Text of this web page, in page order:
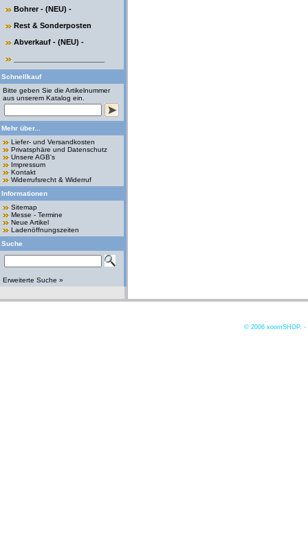
Bohrer - (NEU) -
Rest & Sonderposten
Abverkauf - (NEU) -
Schnellkauf
Bitte geben Sie die Artikelnummer
aus unserem Katalog ein.
Mehr über...
Liefer- und Versandkosten
Privatsphäre und Datenschutz
Unsere AGB's
Impressum
Kontakt
Widerrufsrecht & Widerruf
Informationen
Sitemap
Messe - Termine
Neue Artikel
Ladenöffnungszeiten
Suche
Erweiterte Suche »
© 2006 xoomSHOP. -